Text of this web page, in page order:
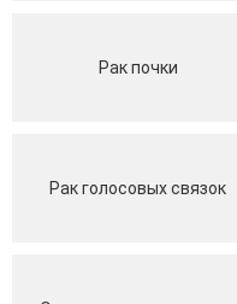
Рак почки
Рак голосовых связок